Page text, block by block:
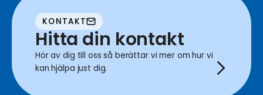
KONTAKT
Hitta din kontakt
Hör av dig till oss så berättar vi mer om hur vi
kan hjälpa just dig.